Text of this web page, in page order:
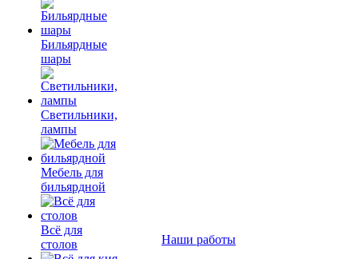
Бильярдные
шары
Светильники,
лампы
Мебель для
бильярдной
Всё для
столов
Наши работы